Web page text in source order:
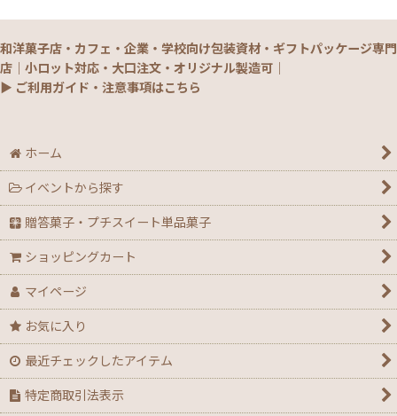
【銘菓撰29・秋冬】菓子単品・プチギフト
【通年】焼菓子/ギフト・単品
【ハロウィン】★全力応援★グッズ★
【アウトレット】ハロウィン
【２０２６年】クリスマスデコ箱・ノエル箱・トレー
号＞
【クリスマス】ノエル箱
【クリスマス】シュトーレン（箱・袋）
和洋菓子店・カフェ・企業・学校向け包装資材・ギフトパッケージ専門
店｜小ロット対応・大口注文・オリジナル製造可｜
▶ ご利用ガイド・注意事項はこちら
ホーム
イベントから探す
贈答菓子・プチスイート単品菓子
ショッピングカート
マイページ
お気に入り
最近チェックしたアイテム
特定商取引法表示